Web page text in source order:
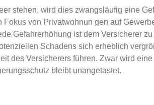
stehen, wird dies zwangsläufig eine
von Privatwohnun­ gen auf
Gefahrerhöhung ist dem Versicherer
Schadens sich erheblich
des Versicherers führen. Zwar wird
bleibt unangetastet.